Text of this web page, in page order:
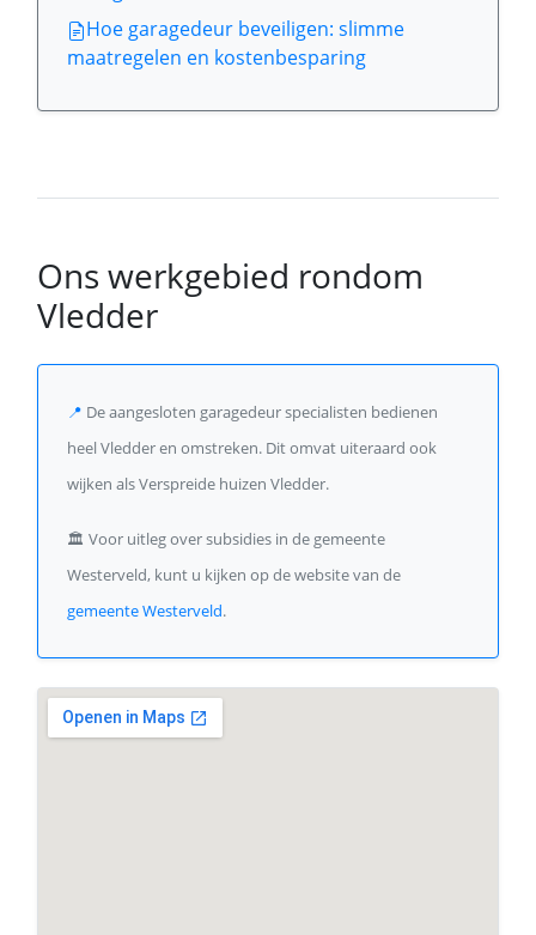
Hoe garagedeur beveiligen: slimme
maatregelen en kostenbesparing
Ons werkgebied rondom
Vledder
📍 De aangesloten garagedeur specialisten bedienen
heel Vledder en omstreken. Dit omvat uiteraard ook
wijken als Verspreide huizen Vledder.
🏛️ Voor uitleg over subsidies in de gemeente
Westerveld, kunt u kijken op de website van de
gemeente Westerveld.